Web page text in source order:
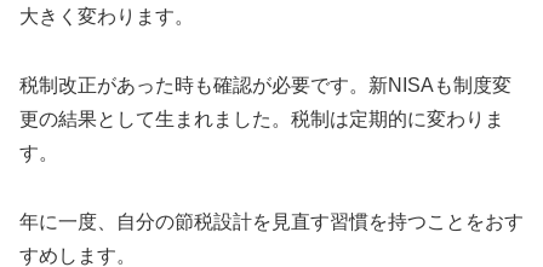
大きく変わります。
税制改正があった時も確認が必要です。新NISAも制度変
更の結果として生まれました。税制は定期的に変わりま
す。
年に一度、自分の節税設計を見直す習慣を持つことをおす
すめします。